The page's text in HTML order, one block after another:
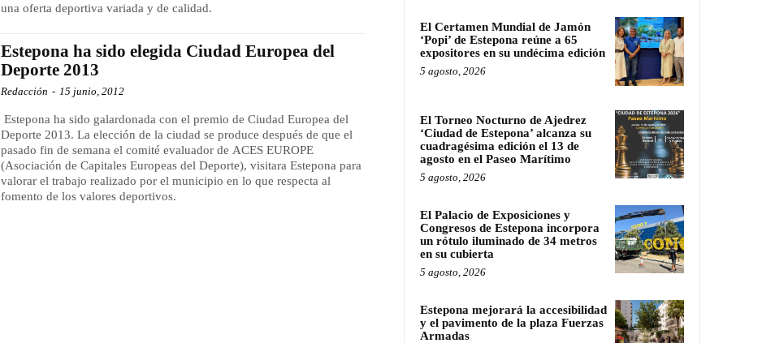
una oferta deportiva variada y de calidad.
Estepona ha sido elegida Ciudad Europea del
Deporte 2013
Redacción - 15 junio, 2012
Estepona ha sido galardonada con el premio de Ciudad Europea del
Deporte 2013. La elección de la ciudad se produce después de que el
pasado fin de semana el comité evaluador de ACES EUROPE
(Asociación de Capitales Europeas del Deporte), visitara Estepona para
valorar el trabajo realizado por el municipio en lo que respecta al
fomento de los valores deportivos.
El Certamen Mundial de Jamón
‘Popi’ de Estepona reúne a 65
expositores en su undécima edición
5 agosto, 2026
El Torneo Nocturno de Ajedrez
‘Ciudad de Estepona’ alcanza su
cuadragésima edición el 13 de
agosto en el Paseo Marítimo
5 agosto, 2026
El Palacio de Exposiciones y
Congresos de Estepona incorpora
un rótulo iluminado de 34 metros
en su cubierta
5 agosto, 2026
Estepona mejorará la accesibilidad
y el pavimento de la plaza Fuerzas
Armadas